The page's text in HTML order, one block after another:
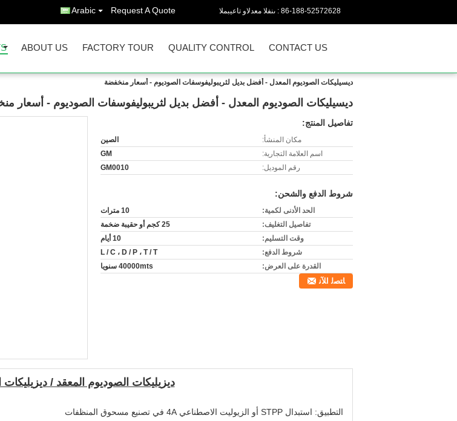
المبيعات والدعم الفنى : 86-188-52572628
Request A Quote
Arabic
ABOUT US FACTORY TOUR QUALITY CONTROL CONTACT US
ديسيليكات الصوديوم المعدل - أفضل بديل لثريبوليفوسفات الصوديوم - أسعار منخفضة
ديسيليكات الصوديوم المعدل - أفضل بديل لثريبوليفوسفات الصوديوم - أسعار
تفاصيل المنتج:
مكان المنشأ:
الصين
اسم العلامة التجارية:
GM
رقم الموديل:
GM0010
شروط الدفع والشحن:
الحد الأدنى لكمية:
10 مترات
تفاصيل التغليف:
25 كجم أو حقيبة ضخمة
وقت التسليم:
10 أيام
شروط الدفع:
L / C ، D / P ، T / T
القدرة على العرض:
40000mts سنويا
ﺎﺘﺼﻟ ﺍﻶﻧ
ديزيليكات الصوديوم المعقد /
التطبيق: استبدال STPP أو الزيوليت الاصطناعي 4A في تصنيع مسحوق المنظفات